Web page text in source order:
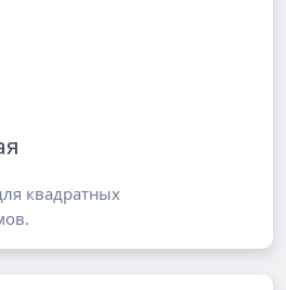
квадратных